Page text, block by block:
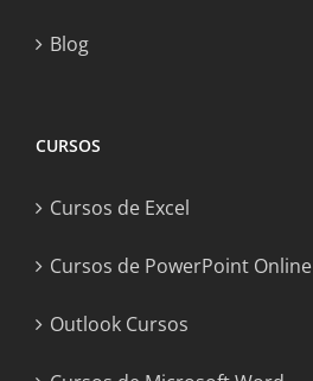
Blog
CURSOS
Cursos de Excel
Cursos de PowerPoint Online
Outlook Cursos